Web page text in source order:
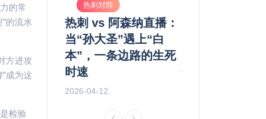
的常
的流水
方进攻
成为这
检验
直播观后
混乱并存
热刺对阵
热刺 vs 阿森纳直播：
当“孙大圣”遇上“白
本”，一条边路的生死
时速
2026-04-12